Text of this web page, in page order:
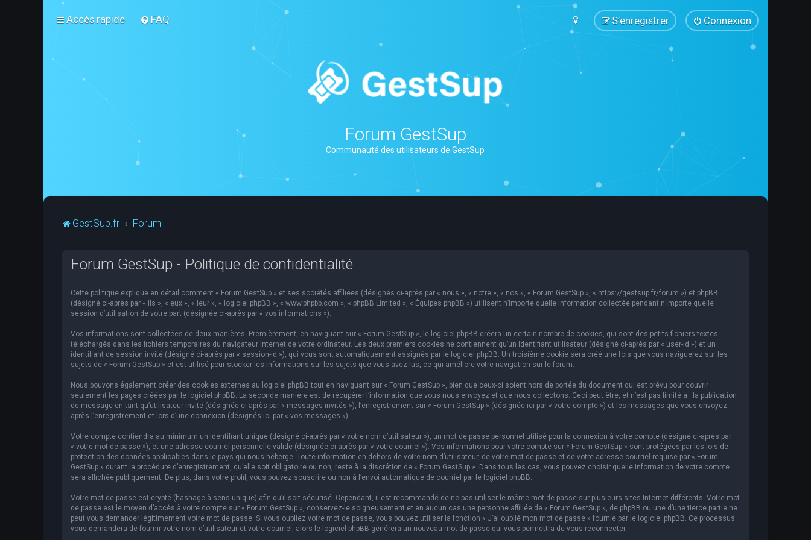
Accès rapide FAQ Connexion
S’enregistrer
Forum GestSup
Communauté des utilisateurs de GestSup
GestSup.fr Forum
Forum GestSup - Politique de confidentialité
Cette politique explique en détail comment « Forum GestSup » et ses sociétés affiliées (désignés ci-après par « nous », « notre », « nos », « Forum GestSup », « https://gestsup.fr/forum ») et phpBB
(désigné ci-après par « ils », « eux », « leur », « logiciel phpBB », « www.phpbb.com », « phpBB Limited », « Équipes phpBB ») utilisent n’importe quelle information collectée pendant n’importe quelle
session d’utilisation de votre part (désignée ci-après par « vos informations »).
Vos informations sont collectées de deux manières. Premièrement, en naviguant sur « Forum GestSup », le logiciel phpBB créera un certain nombre de cookies, qui sont des petits fichiers textes
téléchargés dans les fichiers temporaires du navigateur Internet de votre ordinateur. Les deux premiers cookies ne contiennent qu’un identifiant utilisateur (désigné ci-après par « user-id ») et un
identifiant de session invité (désigné ci-après par « session-id »), qui vous sont automatiquement assignés par le logiciel phpBB. Un troisième cookie sera créé une fois que vous naviguerez sur les
sujets de « Forum GestSup » et est utilisé pour stocker les informations sur les sujets que vous avez lus, ce qui améliore votre navigation sur le forum.
Nous pouvons également créer des cookies externes au logiciel phpBB tout en naviguant sur « Forum GestSup », bien que ceux-ci soient hors de portée du document qui est prévu pour couvrir
seulement les pages créées par le logiciel phpBB. La seconde manière est de récupérer l’information que vous nous envoyez et que nous collectons. Ceci peut être, et n’est pas limité à : la publication
de message en tant qu’utilisateur invité (désignée ci-après par « messages invités »), l’enregistrement sur « Forum GestSup » (désignée ici par « votre compte ») et les messages que vous envoyez
après l’enregistrement et lors d’une connexion (désignés ici par « vos messages »).
Votre compte contiendra au minimum un identifiant unique (désigné ci-après par « votre nom d’utilisateur »), un mot de passe personnel utilisé pour la connexion à votre compte (désigné ci-après par
« votre mot de passe »), et une adresse courriel personnelle valide (désignée ci-après par « votre courriel »). Vos informations pour votre compte sur « Forum GestSup » sont protégées par les lois de
protection des données applicables dans le pays qui nous héberge. Toute information en-dehors de votre nom d’utilisateur, de votre mot de passe et de votre adresse courriel requise par « Forum
GestSup » durant la procédure d’enregistrement, qu’elle soit obligatoire ou non, reste à la discrétion de « Forum GestSup ». Dans tous les cas, vous pouvez choisir quelle information de votre compte
sera affichée publiquement. De plus, dans votre profil, vous pouvez souscrire ou non à l’envoi automatique de courriel par le logiciel phpBB.
Votre mot de passe est crypté (hashage à sens unique) afin qu’il soit sécurisé. Cependant, il est recommandé de ne pas utiliser le même mot de passe sur plusieurs sites Internet différents. Votre mot
de passe est le moyen d’accès à votre compte sur « Forum GestSup », conservez-le soigneusement et en aucun cas une personne affiliée de « Forum GestSup », de phpBB ou une d’une tierce partie ne
peut vous demander légitimement votre mot de passe. Si vous oubliez votre mot de passe, vous pouvez utiliser la fonction « J’ai oublié mon mot de passe » fournie par le logiciel phpBB. Ce processus
vous demandera de fournir votre nom d’utilisateur et votre courriel, alors le logiciel phpBB générera un nouveau mot de passe qui vous permettra de vous reconnecter.